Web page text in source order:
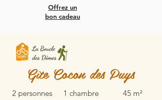
Offrez un
bon cadeau
Gîte Cocon des Puys
2 personnes 1 chambre 45 m²